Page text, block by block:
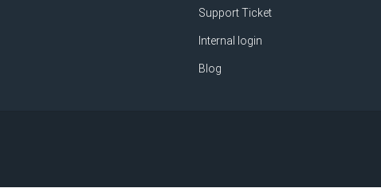
Support Ticket
Internal login
Blog